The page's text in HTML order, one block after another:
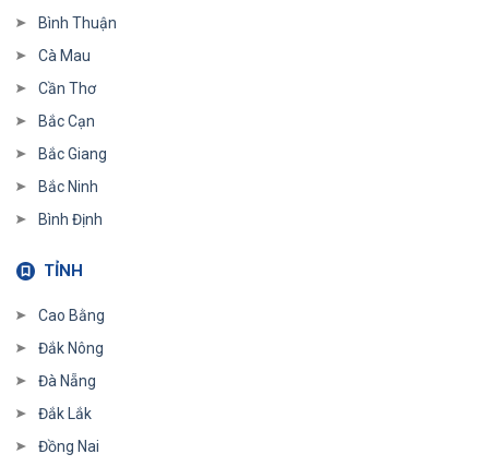
Bình Thuận
Cà Mau
Cần Thơ
Bắc Cạn
Bắc Giang
Bắc Ninh
Bình Định
TỈNH
Cao Bằng
Đắk Nông
Đà Nẵng
Đắk Lắk
Đồng Nai